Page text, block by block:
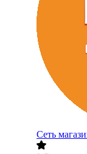
Сеть